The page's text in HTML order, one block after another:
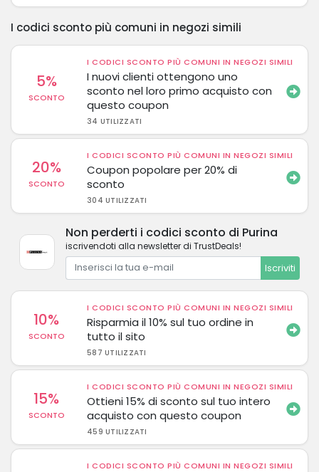
I codici sconto più comuni in negozi simili
5%
SCONTO
I CODICI SCONTO PIÙ COMUNI IN NEGOZI SIMILI
I nuovi clienti ottengono uno
sconto nel loro primo acquisto con
questo coupon
34 UTILIZZATI
20%
SCONTO
I CODICI SCONTO PIÙ COMUNI IN NEGOZI SIMILI
Coupon popolare per 20% di
sconto
304 UTILIZZATI
Non perderti i codici sconto di Purina
iscrivendoti alla newsletter di TrustDeals!
Iscriviti
10%
SCONTO
I CODICI SCONTO PIÙ COMUNI IN NEGOZI SIMILI
Risparmia il 10% sul tuo ordine in
tutto il sito
587 UTILIZZATI
15%
SCONTO
I CODICI SCONTO PIÙ COMUNI IN NEGOZI SIMILI
Ottieni 15% di sconto sul tuo intero
acquisto con questo coupon
459 UTILIZZATI
I CODICI SCONTO PIÙ COMUNI IN NEGOZI SIMILI